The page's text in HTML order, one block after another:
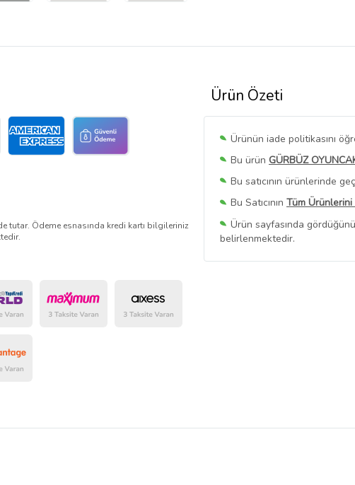
Ürün Özeti
Ürünün iade politikasını
Bu ürün GÜRBÜZ
Bu satıcının ürünlerinde
Bu Satıcının Tüm
Ürün sayfasında
belirlenmektedir.
tutar. Ödeme esnasında kredi kartı bilgileriniz